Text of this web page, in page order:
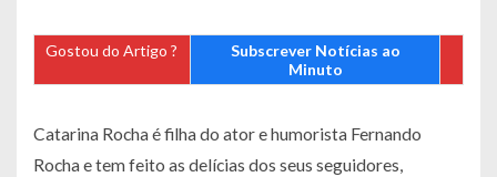
Gostou do Artigo ?
Subscrever Notícias ao
Minuto
Catarina Rocha é filha do ator e humorista Fernando
Rocha e tem feito as delícias dos seus seguidores,